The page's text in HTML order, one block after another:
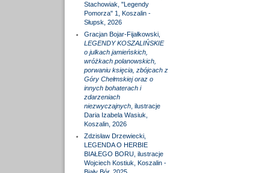
Stachowiak, "Legendy
Pomorza" 1, Koszalin -
Słupsk, 2026
Gracjan Bojar-Fijałkowski,
LEGENDY KOSZALIŃSKIE
o julkach jamieńskich,
wróżkach polanowskich,
porwaniu księcia, zbójcach z
Góry Chełmskiej oraz o
innych bohaterach i
zdarzeniach
niezwyczajnych, ilustracje
Daria Izabela Wasiuk,
Koszalin, 2026
Zdzisław Drzewiecki,
LEGENDA O HERBIE
BIAŁEGO BORU, ilustracje
Wojciech Kostiuk, Koszalin -